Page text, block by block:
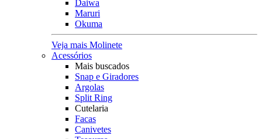
Daiwa
Maruri
Okuma
Veja mais Molinete
Acessórios
Mais buscados
Snap e Giradores
Argolas
Split Ring
Cutelaria
Facas
Canivetes